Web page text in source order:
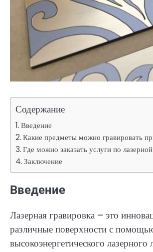
Содержание
Введение
Какие предметы можно гравировать
Где можно заказать услуги по
Заключение
Введение
Лазерная гравировка – это
различные поверхности с
высокоэнергетического